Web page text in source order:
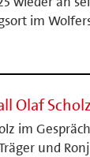
im
Olaf
im
und